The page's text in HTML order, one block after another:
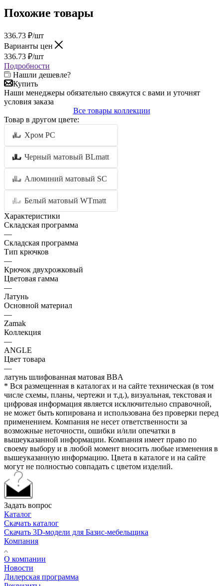
Похожие товары
336.73 ₽/шт
Варианты цен
336.73 ₽/шт
Подробности
Нашли дешевле?
Купить
Наши менеджеры обязательно свяжутся с вами и уточнят
условия заказа
Все товары коллекции
Товар в другом цвете:
Хром PC
Черный матовый BLmatt
Алюминий матовый SC
Белый матовый WTmatt
Характеристики
Складская программа
—
Складская программа
Тип крючков
—
Крючок двухрожковый
Цветовая гамма
—
Латунь
Основной материал
—
Zamak
Коллекция
—
ANGLE
Цвет товара
—
латунь шлифованная матовая BBA
* Вся размещенная в каталогах и на сайте техническая (в том
числе схемы, планы, чертежи и т.д.), визуальная, текстовая и
цифровая информация является исключительно справочной,
не может быть копирована и использована без проверки перед
применением. Компания не несет ответственности за
возможные неточности, ошибки и/или опечатки в
вышеуказанной информации. Компания имеет право по
своему выбору и в любой момент вносить любые изменения в
вышеуказанную информацию. Цвета в каталоге и на сайте
могут не полностью совпадать с цветом изделий.
Задать вопрос
Каталог
Скачать каталог
Скачать 3D-модели для Базис-мебельщика
Компания
О компании
Новости
Дилерская программа